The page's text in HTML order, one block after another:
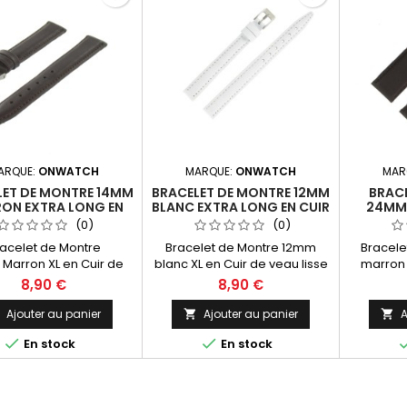
ONWATCH
DE MONTRE 14MM
EXTRA LONG EN
FABRICATION
ARTISANALE
(0)
de Montre
XL en Cuir de
lisse pleine fleur
Dimensions : Brin
x Brin court 90mm
boucle) épaisseur
Idéal pour le
ou
8,90 €
Ajouter au panier
 En stock
MARQUE: ONWATCH
BRACELET DE MONTRE 12MM
BLANC EXTRA LONG EN CUIR
FABRICATION ARTISANALE
(0)
Bracelet de Montre 12mm
blanc XL en Cuir de veau lisse
pleine fleur "Valencia".
Dimensions : Brin long 125mm x
Brin court 90mm (Hors boucle)
épaisseur +/-3.50mm. Idéal
pour le remplacement ou
l'équipement de votre montre.
8,90 €
 Ajouter au panier
 En stock
24MM
LONG
marron
lisse
Brin
pour
